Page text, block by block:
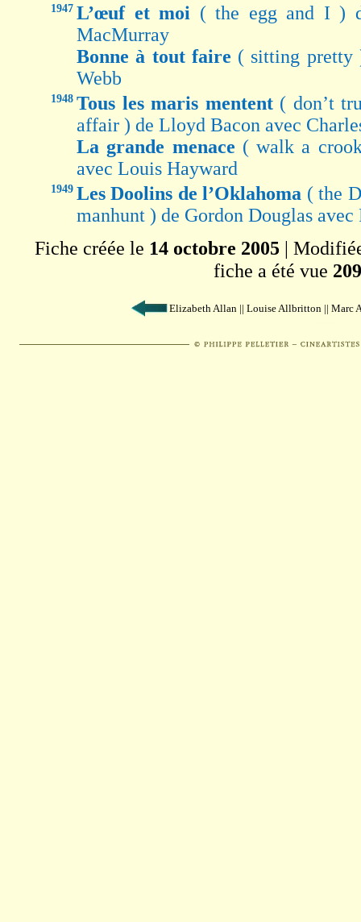
1947 L’œuf et moi ( the egg and I )
MacMurray
Bonne à tout faire ( sitting pretty
Webb
1948 Tous les maris mentent ( don’t
affair ) de Lloyd Bacon avec
La grande menace ( walk a
avec Louis Hayward
1949 Les Doolins de l’Oklahoma ( the
manhunt ) de Gordon Douglas
Fiche créée le 14 octobre 2005 |
fiche a été vue
Elizabeth Allan || Louise Allbritton || Marc